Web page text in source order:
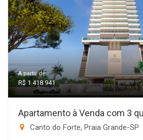
A partir de:
R$ 1.418.941
Apartamento à Venda com 3
Canto do Forte, Praia Grande-SP